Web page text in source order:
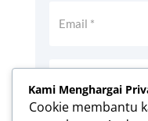
Kami Menghargai
Cookie membantu